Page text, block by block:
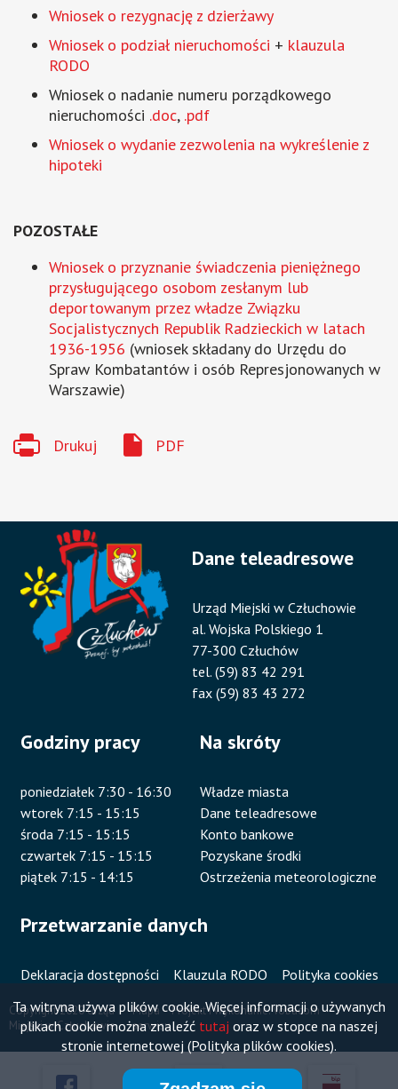
Ta witryna używa plików cookie. Więcej informacji o używanych
plikach cookie można znaleźć tutaj oraz w stopce na naszej
stronie internetowej (Polityka plików cookies).
Wniosek o rezygnację z dzierżawy
Wniosek o podział nieruchomości + klauzula
RODO
Wniosek o nadanie numeru porządkowego
nieruchomości .doc, .pdf
Wniosek o wydanie zezwolenia na wykreślenie z
hipoteki
POZOSTAŁE
Wniosek o przyznanie świadczenia pieniężnego
przysługującego osobom zesłanym lub
deportowanym przez władze Związku
Socjalistycznych Republik Radzieckich w latach
1936-1956 (wniosek składany do Urzędu do
Spraw Kombatantów i osób Represjonowanych w
Warszawie)
Drukuj PDF
Dane teleadresowe
Urząd Miejski w Człuchowie
al. Wojska Polskiego 1
77-300 Człuchów
tel. (59) 83 42 291
fax (59) 83 43 272
Godziny pracy
poniedziałek 7:30 - 16:30
wtorek 7:15 - 15:15
środa 7:15 - 15:15
czwartek 7:15 - 15:15
piątek 7:15 - 14:15
Na skróty
Władze miasta
Dane teleadresowe
Konto bankowe
Pozyskane środki
Ostrzeżenia meteorologiczne
Przetwarzanie danych
Deklaracja dostępności Klauzula RODO Polityka cookies
Copyright 2020 Urząd
Miejski w Człuchowie
Stopka
Mapa
serwisu
Projekt i wykonanie:Vobacom